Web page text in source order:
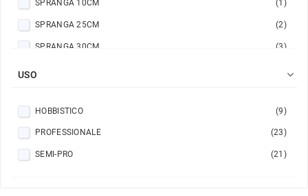
SPRANGA 10CM (1)
SPRANGA 25CM (2)
SPRANGA 30CM (3)
SPRANGA 45CM (7)
SPRANGA 50CM (1)
USO 
HOBBISTICO (9)
PROFESSIONALE (23)
SEMI-PRO (21)